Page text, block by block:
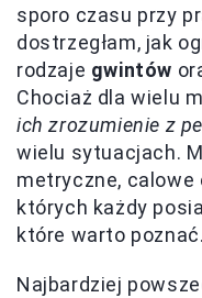
sporo czasu przy
dostrzegłam, jak
rodzaje gwintów
Chociaż dla wielu
ich zrozumienie z
wielu sytuacjach.
metryczne, calowe
których każdy
które warto poznać.
Najbardziej